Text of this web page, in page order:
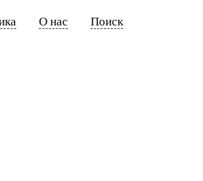
О нас Поиск